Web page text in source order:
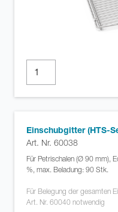
Einschubgitter (HTS-
Art. Nr. 60038
Für Petrischalen (Ø 90 mm),
%, max. Beladung: 90 Stk.
Für Belegung der gesamten
Art. Nr. 60040 notwendig